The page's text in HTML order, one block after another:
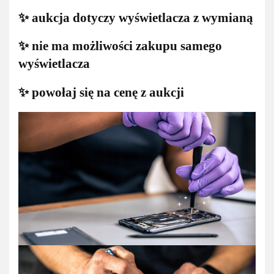
✨ aukcja dotyczy wyświetlacza z wymianą
✨ nie ma możliwości zakupu samego
wyświetlacza
✨ powołaj się na cenę z aukcji